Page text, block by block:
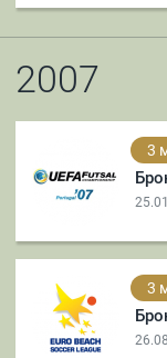
2007
3
3